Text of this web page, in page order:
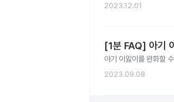
2023.12.01
[1분 FAQ] 아기
아기 이앓이를 완화할
2023.09.08